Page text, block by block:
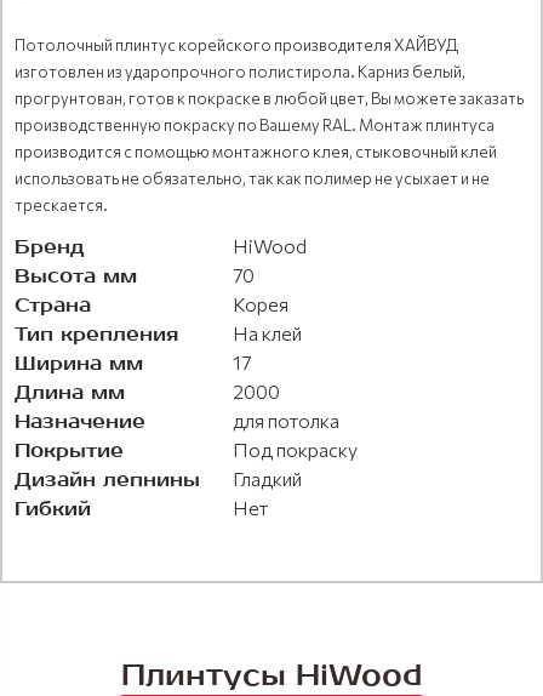
Потолочный плинтус корейского производителя ХАЙВУД
изготовлен из ударопрочного полистирола. Карниз белый,
прогрунтован, готов к покраске в любой цвет, Вы можете заказать
производственную покраску по Вашему RAL. Монтаж плинтуса
производится с помощью монтажного клея, стыковочный клей
использовать не обязательно, так как полимер не усыхает и не
трескается.
Бренд HiWood
Высота мм 70
Страна Корея
Тип крепления На клей
Ширина мм 17
Длина мм 2000
Назначение для потолка
Покрытие Под покраску
Дизайн лепнины Гладкий
Гибкий Нет
Плинтусы HiWood